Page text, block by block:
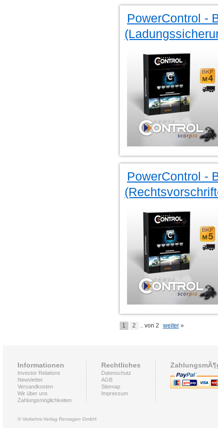
PowerControl -
PowerControl -
1 2 .. von 2 weiter»
Informationen
Investor Relations
Newsletter
Versandkosten
Wir über uns
Zahlungsmöglichkeiten
Rechtliches
Datenschutz
AGB
Sitemap
Impressum
© Verkehrs-Verlag Remagen GmbH